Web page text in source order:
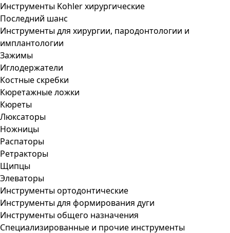
Инструменты Kohler хирургические
Последний шанс
Инструменты для хирургии, пародонтологии и
имплантологии
Зажимы
Иглодержатели
Костные скребки
Кюретажные ложки
Кюреты
Люксаторы
Ножницы
Распаторы
Ретракторы
Щипцы
Элеваторы
Инструменты ортодонтические
Инструменты для формирования дуги
Инструменты общего назначения
Специализированные и прочие инструменты